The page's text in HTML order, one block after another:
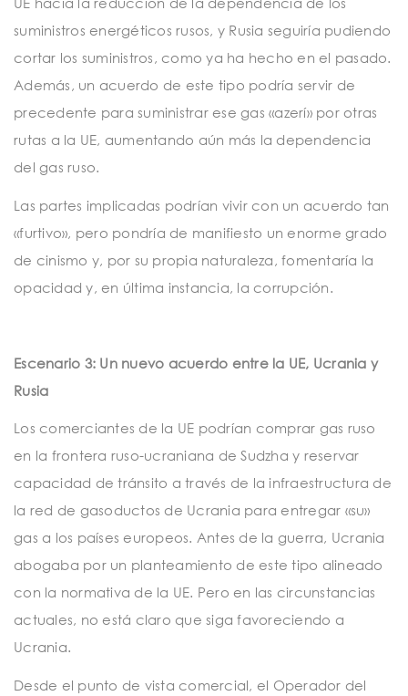
suministros energéticos rusos, y Rusia seguiría pudiendo
cortar los suministros, como ya ha hecho en el pasado.
Además, un acuerdo de este tipo podría servir de
precedente para suministrar ese gas «azerí» por otras
rutas a la UE, aumentando aún más la dependencia
del gas ruso.
Las partes implicadas podrían vivir con un acuerdo tan
«furtivo», pero pondría de manifiesto un enorme grado
de cinismo y, por su propia naturaleza, fomentaría la
opacidad y, en última instancia, la corrupción.
Escenario 3: Un nuevo acuerdo entre la UE, Ucrania y
Rusia
Los comerciantes de la UE podrían comprar gas ruso
en la frontera ruso-ucraniana de Sudzha y reservar
capacidad de tránsito a través de la infraestructura de
la red de gasoductos de Ucrania para entregar «su»
gas a los países europeos. Antes de la guerra, Ucrania
abogaba por un planteamiento de este tipo alineado
con la normativa de la UE. Pero en las circunstancias
actuales, no está claro que siga favoreciendo a
Ucrania.
Desde el punto de vista comercial, el Operador del